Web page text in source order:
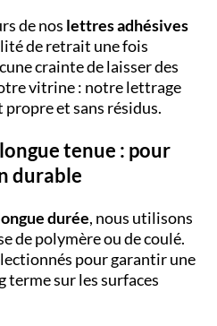
de nos lettres adhésives
de retrait une fois
crainte de laisser des
vitrine : notre lettrage
et sans résidus.
tenue : pour
durable
durée, nous utilisons
de polymère ou de coulé.
pour garantir une
terme sur les surfaces